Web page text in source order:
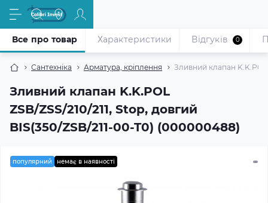
Сантехніка Арматура, кріплення Зливний клапан K.K.POL
Зливний клапан K.K.POL
ZSB/ZSS/210/211, Stop, довгий
BIS(350/ZSB/211-00-T0) (000000488)
Все про товар Характеристики Відгуків 0
популярний немає в наявності